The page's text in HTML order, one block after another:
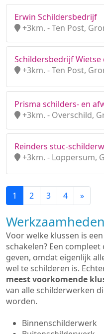
Erwin Schildersbedrijf
+3km. - Ten Post,
Schildersbedrijf Wietse
+3km. - Ten Post,
Prisma schilders- en
+3km. - Overschild,
Reinders stuc-
+3km. - Loppersum,
1 2 3 4 »
Voor welke klussen is
schakelen? Een
geven, omdat eigenlijk
wel te schilderen is.
meest voorkomende
van alle schilderwerken
worden.
Binnenschilderwerk